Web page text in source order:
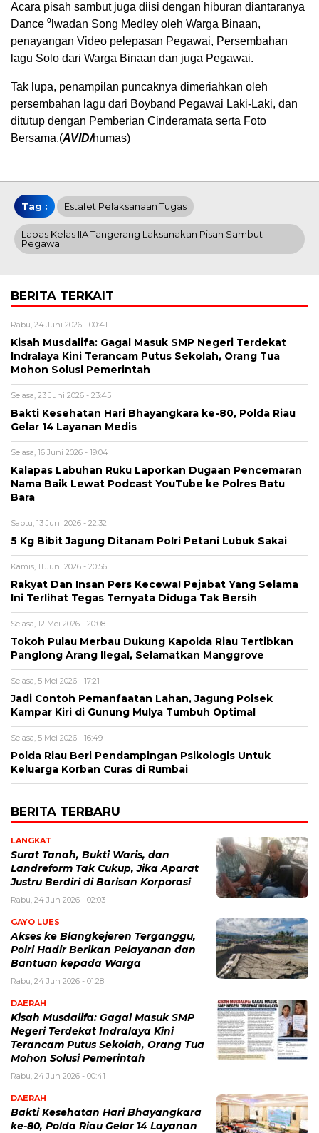
Acara pisah sambut juga diisi dengan hiburan diantaranya
Dance ⁰lwadan Song Medley oleh Warga Binaan,
penayangan Video pelepasan Pegawai, Persembahan
lagu Solo dari Warga Binaan dan juga Pegawai.
Tak lupa, penampilan puncaknya dimeriahkan oleh
persembahan lagu dari Boyband Pegawai Laki-Laki, dan
ditutup dengan Pemberian Cinderamata serta Foto
Bersama.(AVID/humas)
Tag : Estafet Pelaksanaan Tugas
Lapas Kelas IIA Tangerang Laksanakan Pisah Sambut
Pegawai
BERITA TERKAIT
Rabu, 24 Juni 2026 - 00:41
Kisah Musdalifa: Gagal Masuk SMP Negeri Terdekat
Indralaya Kini Terancam Putus Sekolah, Orang Tua
Mohon Solusi Pemerintah
Selasa, 23 Juni 2026 - 23:45
Bakti Kesehatan Hari Bhayangkara ke-80, Polda Riau
Gelar 14 Layanan Medis
Selasa, 16 Juni 2026 - 19:04
Kalapas Labuhan Ruku Laporkan Dugaan Pencemaran
Nama Baik Lewat Podcast YouTube ke Polres Batu
Bara
Sabtu, 13 Juni 2026 - 22:32
5 Kg Bibit Jagung Ditanam Polri Petani Lubuk Sakai
Kamis, 11 Juni 2026 - 20:56
Rakyat Dan Insan Pers Kecewa! Pejabat Yang Selama
Ini Terlihat Tegas Ternyata Diduga Tak Bersih
Selasa, 12 Mei 2026 - 20:08
Tokoh Pulau Merbau Dukung Kapolda Riau Tertibkan
Panglong Arang Ilegal, Selamatkan Manggrove
Selasa, 5 Mei 2026 - 17:21
Jadi Contoh Pemanfaatan Lahan, Jagung Polsek
Kampar Kiri di Gunung Mulya Tumbuh Optimal
Selasa, 5 Mei 2026 - 16:49
Polda Riau Beri Pendampingan Psikologis Untuk
Keluarga Korban Curas di Rumbai
BERITA TERBARU
LANGKAT
Surat Tanah, Bukti Waris, dan
Landreform Tak Cukup, Jika Aparat
Justru Berdiri di Barisan Korporasi
Rabu, 24 Jun 2026 - 02:03
GAYO LUES
Akses ke Blangkejeren Terganggu,
Polri Hadir Berikan Pelayanan dan
Bantuan kepada Warga
Rabu, 24 Jun 2026 - 01:28
DAERAH
Kisah Musdalifa: Gagal Masuk SMP
Negeri Terdekat Indralaya Kini
Terancam Putus Sekolah, Orang Tua
Mohon Solusi Pemerintah
Rabu, 24 Jun 2026 - 00:41
DAERAH
Bakti Kesehatan Hari Bhayangkara
ke-80, Polda Riau Gelar 14 Layanan